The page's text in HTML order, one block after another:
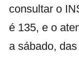
consultar o
é 135, e o
a sábado,